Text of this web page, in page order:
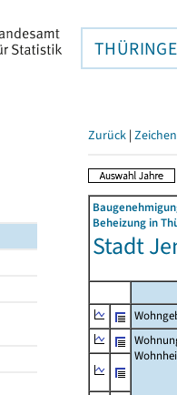
Zurück |
Beheizung in
Stadt